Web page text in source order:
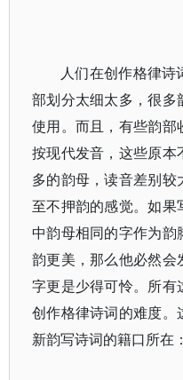
人们在创作格律诗
部划分太细太多，很多
使用。而且，有些韵部
按现代发音，这些原本
多的韵母，读音差别
至不押韵的感觉。如
中韵母相同的字作为
韵更美，那么他必然会
字更是少得可怜。所有
创作格律诗词的难度
新韵写诗词的籍口所在